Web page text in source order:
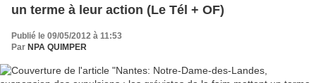
un terme à leur action (Le Tél + OF)
Publié le 09/05/2012 à 11:53
Par NPA QUIMPER